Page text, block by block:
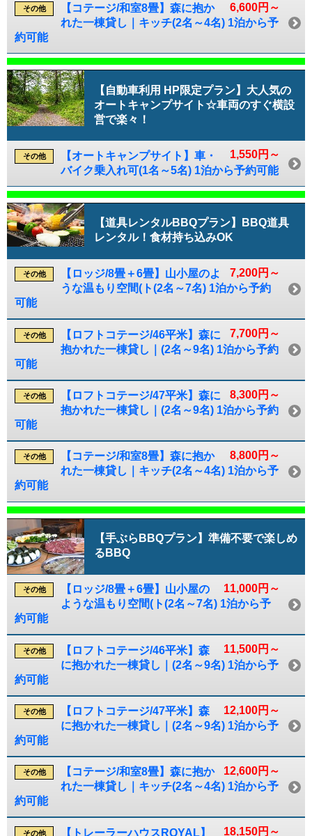
6,600円～
その他
【コテージ/和室8畳】森に抱か
れた一棟貸し｜キッチ(2名～4名) 1泊から予
約可能
【自動車利用 HP限定プラン】大人気の
オートキャンプサイト☆車両のすぐ横設
営で楽々！
1,550円～
その他
【オートキャンプサイト】車・
バイク乗入れ可(1名～5名) 1泊から予約可能
【道具レンタルBBQプラン】BBQ道具
レンタル！食材持ち込みOK
7,200円～
その他
【ロッジ/8畳＋6畳】山小屋のよ
うな温もり空間(ト(2名～7名) 1泊から予約
可能
7,700円～
その他
【ロフトコテージ/46平米】森に
抱かれた一棟貸し｜(2名～9名) 1泊から予約
可能
8,300円～
その他
【ロフトコテージ/47平米】森に
抱かれた一棟貸し｜(2名～9名) 1泊から予約
可能
8,800円～
その他
【コテージ/和室8畳】森に抱か
れた一棟貸し｜キッチ(2名～4名) 1泊から予
約可能
【手ぶらBBQプラン】準備不要で楽しめ
るBBQ
11,000円～
その他
【ロッジ/8畳＋6畳】山小屋の
ような温もり空間(ト(2名～7名) 1泊から予
約可能
11,500円～
その他
【ロフトコテージ/46平米】森
に抱かれた一棟貸し｜(2名～9名) 1泊から予
約可能
12,100円～
その他
【ロフトコテージ/47平米】森
に抱かれた一棟貸し｜(2名～9名) 1泊から予
約可能
12,600円～
その他
【コテージ/和室8畳】森に抱か
れた一棟貸し｜キッチ(2名～4名) 1泊から予
約可能
18,150円～
その他 【トレーラーハウスROYAL】